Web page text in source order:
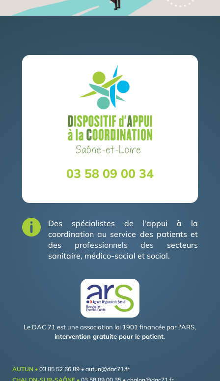
03 58 09 00 34

Des spécialistes de l'appui à la
coordination au service des patients et
des professionnels des secteurs
sanitaire, médico-social et social.
Le DAC 71 est une association loi 1901 financée par l'ARS,
intervention gratuite pour le patient.
AUTUN •03 85 52 66 89 • autun@dac71.fr